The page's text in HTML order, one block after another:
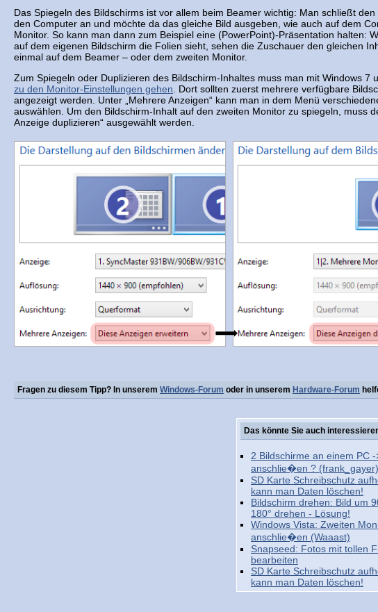
Das Spiegeln des Bildschirms ist vor allem beim Beamer wichtig: Man schließt den
den Computer an und möchte da das gleiche Bild ausgeben, wie auch auf dem
Monitor. So kann man dann zum Beispiel eine (PowerPoint)-Präsentation halten:
auf dem eigenen Bildschirm die Folien sieht, sehen die Zuschauer den gleichen
einmal auf dem Beamer – oder dem zweiten Monitor.
Zum Spiegeln oder Duplizieren des Bildschirm-Inhaltes muss man mit Windows 7
zu den Monitor-Einstellungen gehen. Dort sollten zuerst mehrere verfügbare
angezeigt werden. Unter „Mehrere Anzeigen“ kann man in dem Menü
auswählen. Um den Bildschirm-Inhalt auf den zweiten Monitor zu spiegeln, muss
Anzeige duplizieren“ ausgewählt werden.
Fragen zu diesem Tipp? In unserem Windows-Forum oder in unserem Hardware-Forum
Das könnte Sie auch
2 Bildschirme an einem PC -
anschlie�en ? (frank_gayer)
SD Karte Schreibschutz
kann man Daten löschen!
Bildschirm drehen: Bild um
180° drehen - Lösung!
Windows Vista: Zweiten
anschlie�en (Waaast)
Snapseed: Fotos mit tollen
bearbeiten
SD Karte Schreibschutz
kann man Daten löschen!